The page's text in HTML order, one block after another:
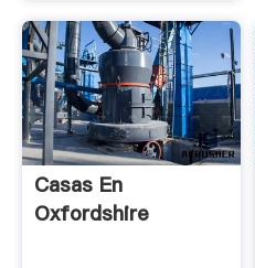
Casas En
Oxfordshire